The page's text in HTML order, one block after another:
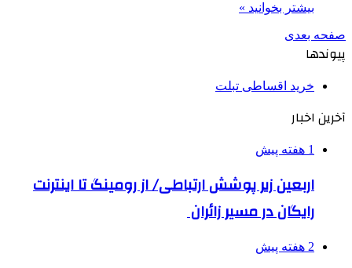
بیشتر بخوانید »
صفحه بعدی
پیوندها
خرید اقساطی تبلت
آخرین اخبار
1 هفته پیش
اربعین زیر پوشش ارتباطی/ از رومینگ تا اینترنت
رایگان در مسیر زائران
2 هفته پیش